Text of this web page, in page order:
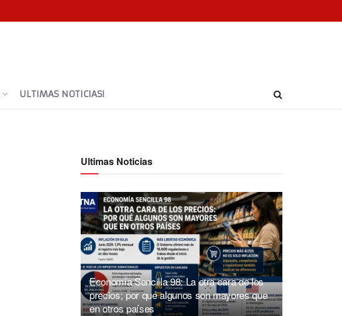
ULTIMAS NOTICIAS!
Ultimas Noticias
Economía Sencilla 98: La otra cara de los
precios; por qué algunos son mayores que
en otros países